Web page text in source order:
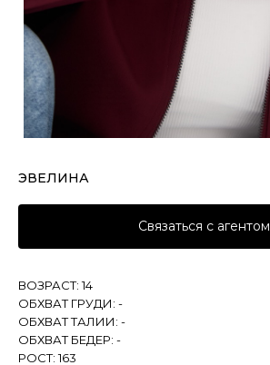
ЭВЕЛИНА
Связаться с агентом
ВОЗРАСТ: 14
ОБХВАТ ГРУДИ: -
ОБХВАТ ТАЛИИ: -
ОБХВАТ БЕДЕР: -
РОСТ: 163